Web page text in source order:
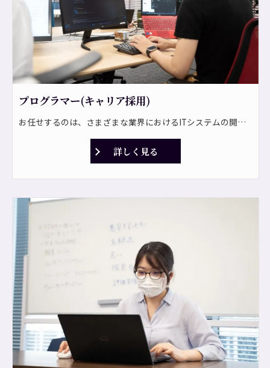
プログラマー(キャリア採用)
お任せするのは、さまざまな業界におけるITシステムの開発です。 システム開発からネットワーク構築まで豊富なプロジェクトがあり、要件定義から運用・保守までトータルでサポートします。 <プロジェクト一例> ・企業向け基幹業務システムの開発 ・サーバ構築、ネットワーク構築 ・業務ソリューションの提案、導入、運用支援 ・コンシューマ向けアプリケーションの開発 ・ICTに関わるコンサルティング業務 ＊見積作成、部品管理などの基幹システムを開発します。 ＊期間は短い案件で6ヶ月、長い案件で3年です。 ⇒常駐の可能性もあり！ <自社パッケー開発> 今後は事業拡大に伴い、ストック型のビジネスを通じて、安定して利益を生み出せる体制を整えていく方針です。 自社パッケージ製品の開発も担っていただきたいと考えています！
詳しく見る